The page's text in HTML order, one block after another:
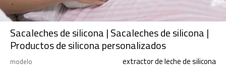
Sacaleches de silicona | Sacaleches de silicona |
Productos de silicona personalizados
modelo extractor de leche de silicona